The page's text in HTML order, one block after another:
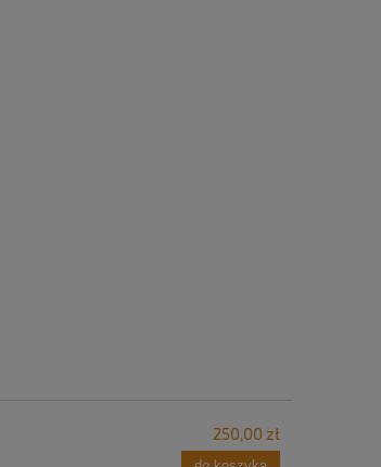
250,00 zł